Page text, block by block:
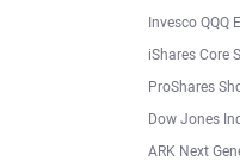
Invesco QQQ
iShares Core
ProShares
Dow Jones
ARK Next